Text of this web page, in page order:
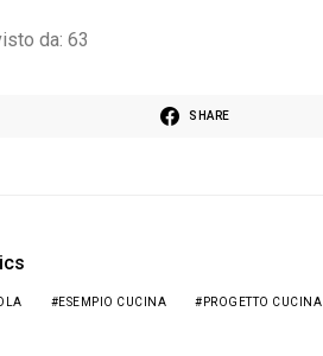
da: 63
SHARE
ESEMPIO CUCINA PROGETTO CUCINA